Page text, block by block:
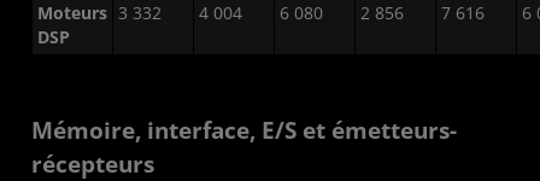
Moteurs
DSP
3 332 4 004 6 080 2 856 7 616 6
Mémoire, interface, E/S et émetteurs-
récepteurs